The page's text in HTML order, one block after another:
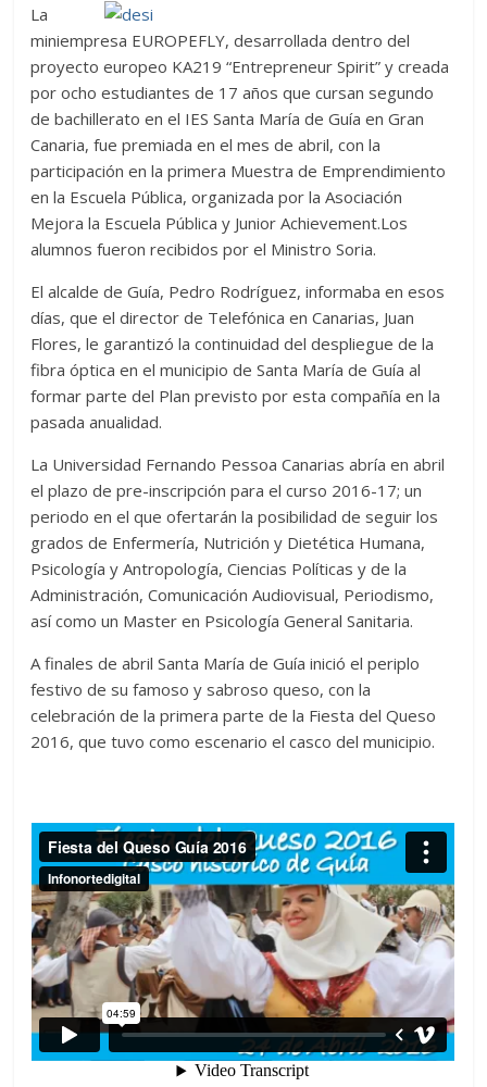
La
miniempresa EUROPEFLY, desarrollada dentro del
proyecto europeo KA219 “Entrepreneur Spirit” y creada
por ocho estudiantes de 17 años que cursan segundo
de bachillerato en el IES Santa María de Guía en Gran
Canaria, fue premiada en el mes de abril, con la
participación en la primera Muestra de Emprendimiento
en la Escuela Pública, organizada por la Asociación
Mejora la Escuela Pública y Junior Achievement.Los
alumnos fueron recibidos por el Ministro Soria.
El alcalde de Guía, Pedro Rodríguez, informaba en esos
días, que el director de Telefónica en Canarias, Juan
Flores, le garantizó la continuidad del despliegue de la
fibra óptica en el municipio de Santa María de Guía al
formar parte del Plan previsto por esta compañía en la
pasada anualidad.
La Universidad Fernando Pessoa Canarias abría en abril
el plazo de pre-inscripción para el curso 2016-17; un
periodo en el que ofertarán la posibilidad de seguir los
grados de Enfermería, Nutrición y Dietética Humana,
Psicología y Antropología, Ciencias Políticas y de la
Administración, Comunicación Audiovisual, Periodismo,
así como un Master en Psicología General Sanitaria.
A finales de abril Santa María de Guía inició el periplo
festivo de su famoso y sabroso queso, con la
celebración de la primera parte de la Fiesta del Queso
2016, que tuvo como escenario el casco del municipio.